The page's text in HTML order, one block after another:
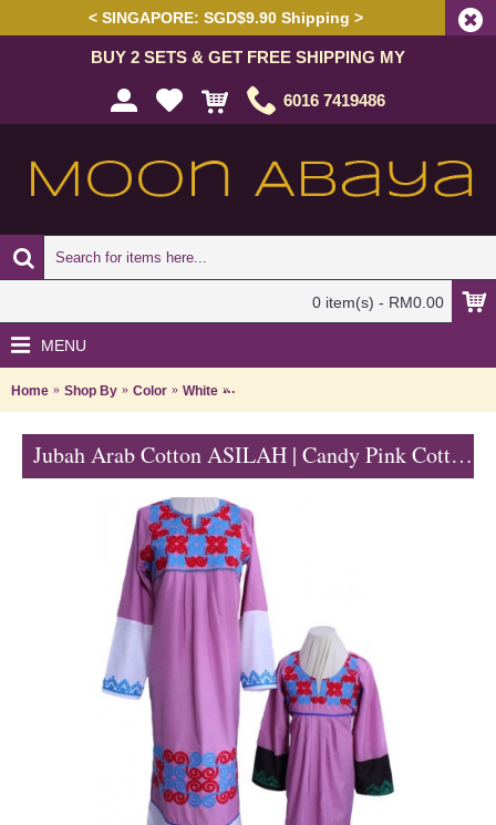
< SINGAPORE: SGD$9.90 Shipping >
BUY 2 SETS & GET FREE SHIPPING MY
6016 7419486
0 item(s) - RM0.00
MENU
Home Shop By Color White Jubah Arab Cotton ASILAH | Candy Pink
Jubah Arab Cotton ASILAH | Candy Pink Cotton Jubah Set Ibu dan Anak utk Raya - Merah Jambu Putih | SAE4828